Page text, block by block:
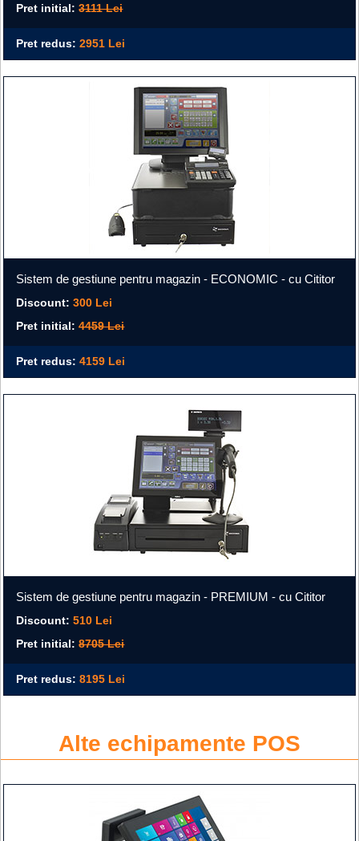
Pret initial:3111 Lei
Pret redus:2951 Lei
Sistem de gestiune pentru magazin - ECONOMIC - cu Cititor
Discount:300 Lei
Pret initial:4459 Lei
Pret redus:4159 Lei
Sistem de gestiune pentru magazin - PREMIUM - cu Cititor
Discount:510 Lei
Pret initial:8705 Lei
Pret redus:8195 Lei
Alte echipamente POS